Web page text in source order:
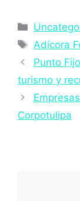
Etiquetas
Adícora
Punto
turismo y
Corpotulipa